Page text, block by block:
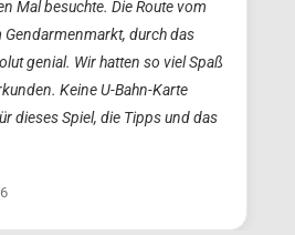
Mal besuchte. Die Route vom
durch das
genial. Wir hatten so viel Spaß
Keine U-Bahn-Karte
dieses Spiel, die Tipps und das